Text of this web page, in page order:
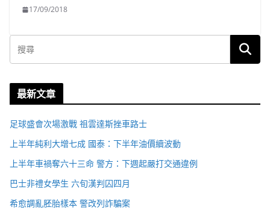
17/09/2018
最新文章
足球盛會次場激戰 祖雲達斯挫車路士
上半年純利大增七成 國泰：下半年油價續波動
上半年車禍奪六十三命 警方：下週起嚴打交通違例
巴士非禮女學生 六旬漢判囚四月
希愈調亂胚胎樣本 警改列詐騙案